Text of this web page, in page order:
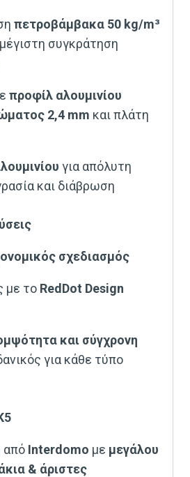
πετροβάμβακα 50 kg/m³
συγκράτηση
προφίλ αλουμινίου
2,4 mm και πλάτη
για απόλυτη
και διάβρωση
σχεδιασμός
με το RedDot Design
και σύγχρονη
για κάθε τύπο
από Interdomo με μεγάλου
& άριστες